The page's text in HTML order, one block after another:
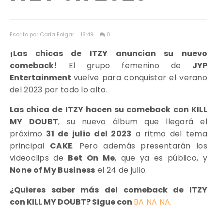
Escrito por Carla Folgar 18:49 0
¡Las chicas de ITZY anuncian su nuevo
comeback! El grupo femenino de JYP
Entertainment vuelve para conquistar el verano
del 2023 por todo lo alto.
Las chica de ITZY hacen su comeback con KILL
MY DOUBT, su nuevo álbum que llegará el
próximo 31 de julio del 2023 a ritmo del tema
principal CAKE. Pero además presentarán los
videoclips de Bet On Me, que ya es público, y
None of My Business el 24 de julio.
¿Quieres saber más del comeback de ITZY
con KILL MY DOUBT? Sigue con BA NA NA.